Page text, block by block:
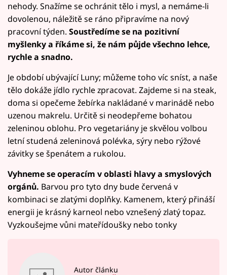
nehody. Snažíme se ochránit tělo i mysl, a nemáme-li
dovolenou, náležitě se ráno připravíme na nový
pracovní týden. Soustředíme se na pozitivní
myšlenky a říkáme si, že nám půjde všechno lehce,
rychle a snadno.
Je období ubývající Luny; můžeme toho víc sníst, a naše
tělo dokáže jídlo rychle zpracovat. Zajdeme si na steak,
doma si opečeme žebírka nakládané v marinádě nebo
uzenou makrelu. Určitě si neodepřeme bohatou
zeleninou oblohu. Pro vegetariány je skvělou volbou
letní studená zeleninová polévka, sýry nebo rýžové
závitky se špenátem a rukolou.
Vyhneme se operacím v oblasti hlavy a smyslových
orgánů. Barvou pro tyto dny bude červená v
kombinaci se zlatými doplňky. Kamenem, který přináší
energii je krásný karneol nebo vznešený zlatý topaz.
Vyzkoušejme vůni mateřídoušky nebo tonky
Autor článku